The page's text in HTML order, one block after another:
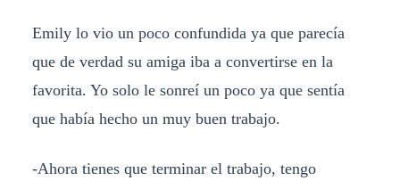
Emily lo vio un poco confundida ya que parecía
que de verdad su amiga iba a convertirse en la
favorita. Yo solo le sonreí un poco ya que sentía
que había hecho un muy buen trabajo.
-Ahora tienes que terminar el trabajo, tengo